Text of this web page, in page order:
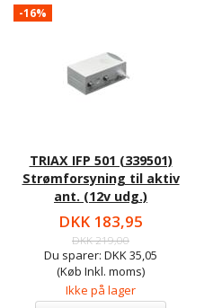
-16%
TRIAX IFP 501 (339501)
Strømforsyning til aktiv
ant. (12v udg.)
DKK 183,95
DKK 219,00
Du sparer: DKK 35,05
(Køb Inkl. moms)
Ikke på lager